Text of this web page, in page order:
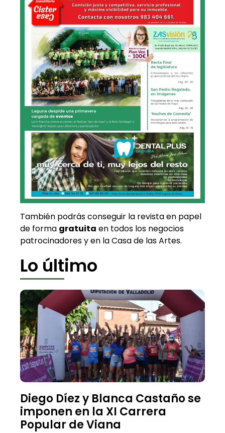
También podrás conseguir la revista en papel
de forma gratuita en todos los negocios
patrocinadores y en la Casa de las Artes.
Lo último
Diego Díez y Blanca Castaño se
imponen en la XI Carrera
Popular de Viana